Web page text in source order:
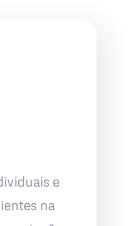
e
na